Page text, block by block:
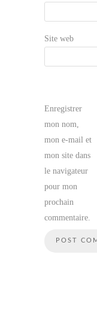
Site web
Enregistrer
mon nom,
mon e-mail et
mon site dans
le navigateur
pour mon
prochain
commentaire.